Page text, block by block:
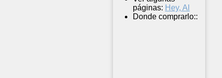
páginas: Hey, Al
Donde comprarlo::